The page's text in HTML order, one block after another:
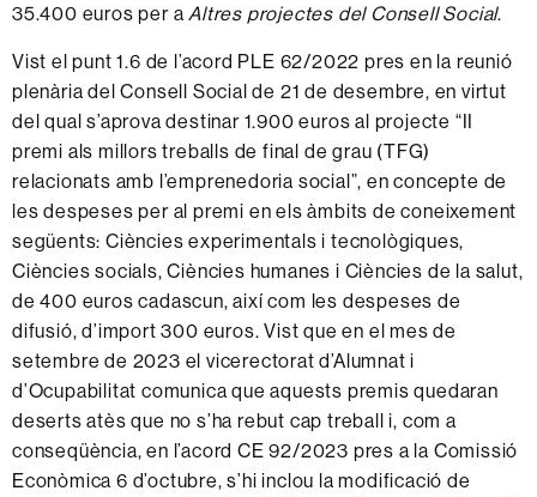
35.400 euros per aAltres projectes del Consell Social.
Vist el punt 1.6 de l’acord PLE 62/2022 pres en la reunió
plenària del Consell Social de 21 de desembre, en virtut
del qual s’aprova destinar 1.900 euros al projecte “II
premi als millors treballs de final de grau (TFG)
relacionats amb l’emprenedoria social”, en concepte de
les despeses per al premi en els àmbits de coneixement
següents: Ciències experimentals i tecnològiques,
Ciències socials, Ciències humanes i Ciències de la salut,
de 400 euros cadascun, així com les despeses de
difusió, d’import 300 euros. Vist que en el mes de
setembre de 2023 el vicerectorat d’Alumnat i
d’Ocupabilitat comunica que aquests premis quedaran
deserts atès que no s’ha rebut cap treball i, com a
conseqüència, en l’acord CE 92/2023 pres a la Comissió
Econòmica 6 d’octubre, s’hi inclou la modificació de